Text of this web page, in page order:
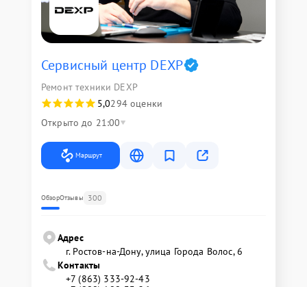
Сервисный центр DEXP
Ремонт техники DEXP
5,0294 оценки
Открыто до 21:00
Маршрут
ОбзорОтзывы 300
Адрес
г. Ростов-на-Дону, улица Города Волос, 6
Контакты
+7 (863) 333-92-43